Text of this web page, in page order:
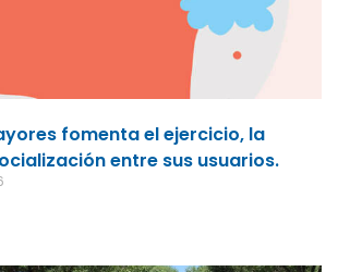
fomenta el ejercicio, la
entre sus usuarios.